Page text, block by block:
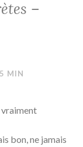
–
MIN
vraiment
bon, ne jamais